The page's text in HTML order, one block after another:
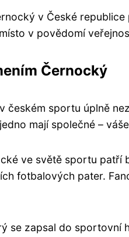
v České
v povědomí
Černocký
českém sportu úplně
mají společné –
ve světě sportu
fotbalových pater.
se zapsal do sportovní